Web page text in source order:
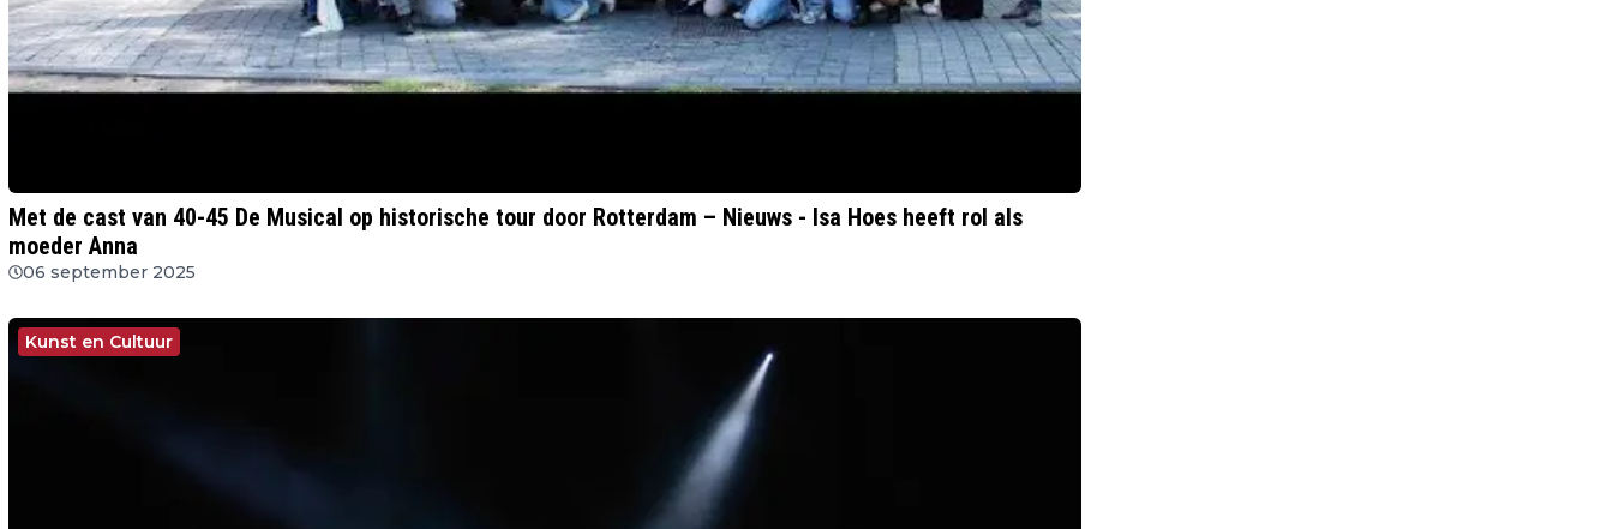
Met de cast van 40-45 De Musical op historische tour door Rotterdam – Nieuws - Isa Hoes heeft rol als
moeder Anna
06 september 2025
Kunst en Cultuur